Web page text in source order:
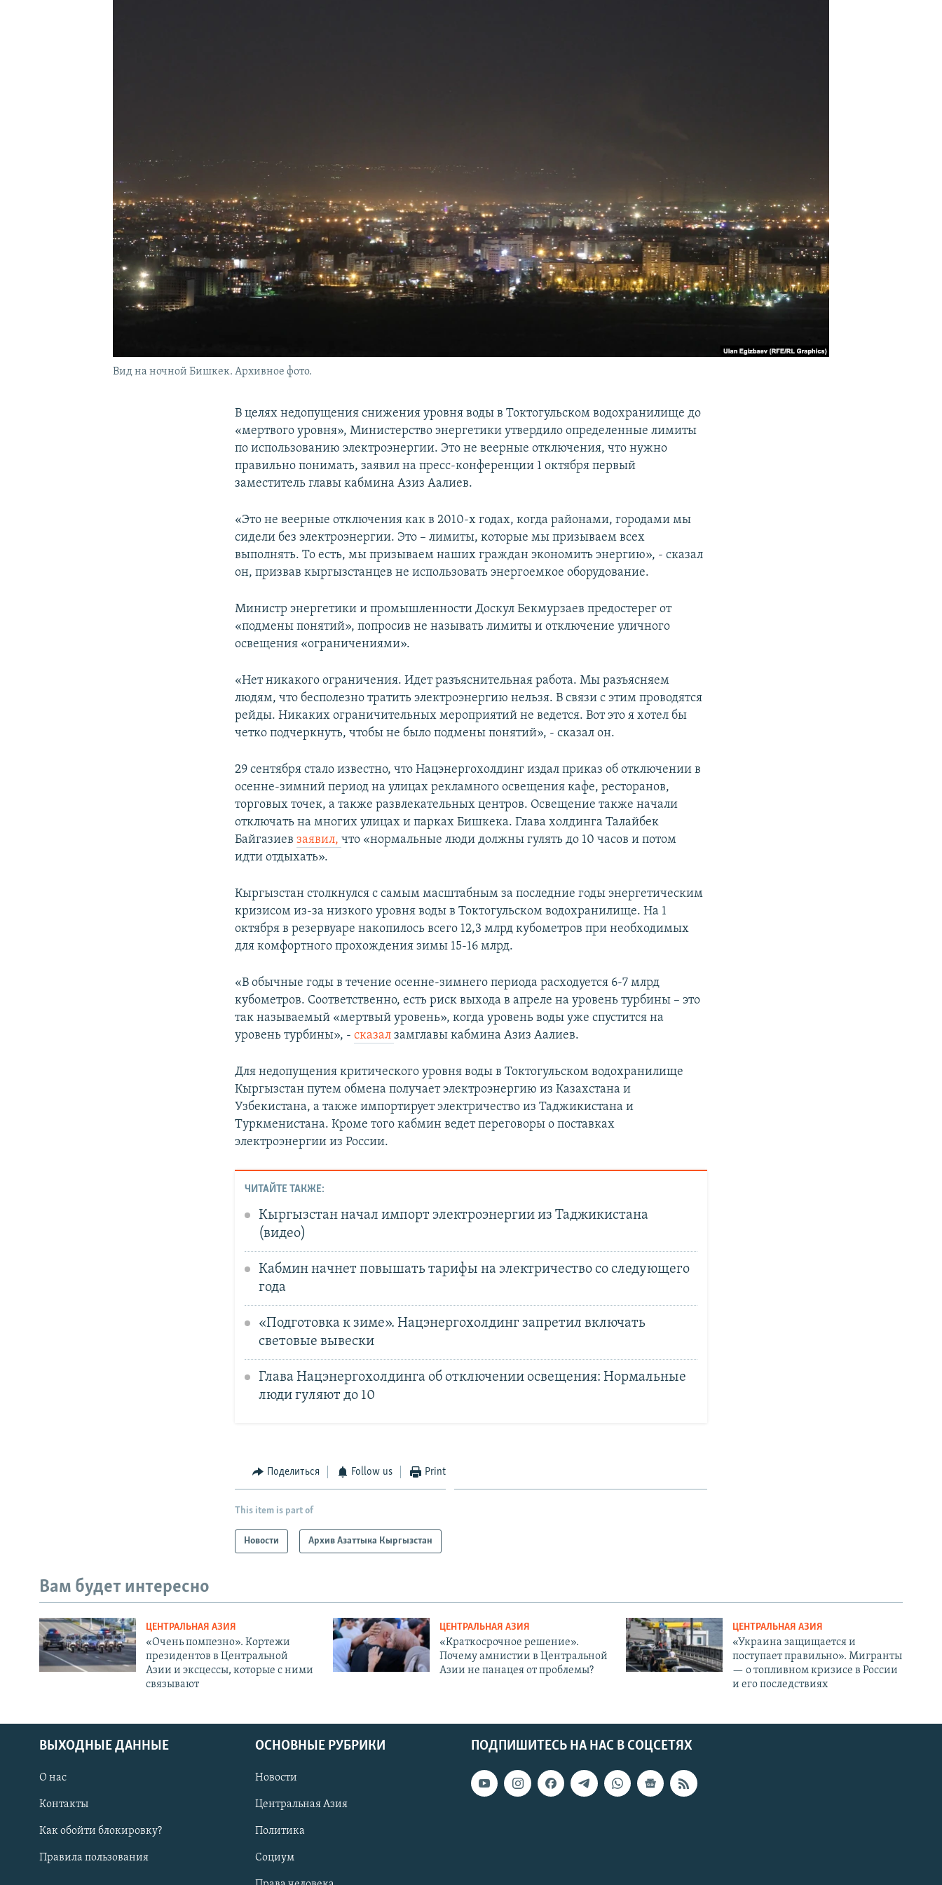
Вид на ночной Бишкек. Архивное фото.
В целях недопущения снижения уровня воды в Токтогульском водохранилище до
«мертвого уровня», Министерство энергетики утвердило определенные лимиты
по использованию электроэнергии. Это не веерные отключения, что нужно
правильно понимать, заявил на пресс-конференции 1 октября первый
заместитель главы кабмина Азиз Аалиев.
«Это не веерные отключения как в 2010-х годах, когда районами, городами мы
сидели без электроэнергии. Это – лимиты, которые мы призываем всех
выполнять. То есть, мы призываем наших граждан экономить энергию», - сказал
он, призвав кыргызстанцев не использовать энергоемкое оборудование.
Министр энергетики и промышленности Доскул Бекмурзаев предостерег от
«подмены понятий», попросив не называть лимиты и отключение уличного
освещения «ограничениями».
«Нет никакого ограничения. Идет разъяснительная работа. Мы разъясняем
людям, что бесполезно тратить электроэнергию нельзя. В связи с этим проводятся
рейды. Никаких ограничительных мероприятий не ведется. Вот это я хотел бы
четко подчеркнуть, чтобы не было подмены понятий», - сказал он.
29 сентября стало известно, что Нацэнергохолдинг издал приказ об отключении в
осенне-зимний период на улицах рекламного освещения кафе, ресторанов,
торговых точек, а также развлекательных центров. Освещение также начали
отключать на многих улицах и парках Бишкека. Глава холдинга Талайбек
Байгазиевзаявил,что «нормальные люди должны гулять до 10 часов и потом
идти отдыхать».
Кыргызстан столкнулся с самым масштабным за последние годы энергетическим
кризисом из-за низкого уровня воды в Токтогульском водохранилище. На 1
октября в резервуаре накопилось всего 12,3 млрд кубометров при необходимых
для комфортного прохождения зимы 15-16 млрд.
«В обычные годы в течение осенне-зимнего периода расходуется 6-7 млрд
кубометров. Соответственно, есть риск выхода в апреле на уровень турбины – это
так называемый «мертвый уровень», когда уровень воды уже спустится на
уровень турбины», -сказалзамглавы кабмина Азиз Аалиев.
Для недопущения критического уровня воды в Токтогульском водохранилище
Кыргызстан путем обмена получает электроэнергию из Казахстана и
Узбекистана, а также импортирует электричество из Таджикистана и
Туркменистана. Кроме того кабмин ведет переговоры о поставках
электроэнергии из России.
ЧИТАЙТЕ ТАКЖЕ:
Кыргызстан начал импорт электроэнергии из Таджикистана
(видео)
Кабмин начнет повышать тарифы на электричество со следующего
года
«Подготовка к зиме». Нацэнергохолдинг запретил включать
световые вывески
Глава Нацэнергохолдинга об отключении освещения: Нормальные
люди гуляют до 10
Поделиться Follow us Print
This item is part of
Новости Архив Азаттыка Кыргызстан
Вам будет интересно
ЦЕНТРАЛЬНАЯ АЗИЯ
«Очень помпезно». Кортежи
президентов в Центральной
Азии и эксцессы, которые с ними
связывают
ЦЕНТРАЛЬНАЯ АЗИЯ
«Краткосрочное решение».
Почему амнистии в Центральной
Азии не панацея от проблемы?
ЦЕНТРАЛЬНАЯ АЗИЯ
«Украина защищается и
поступает правильно». Мигранты
— о топливном кризисе в России
и его последствиях
ПОДПИШИТЕСЬ НА НАС В СОЦСЕТЯХ
ВЫХОДНЫЕ ДАННЫЕ
О нас
Контакты
Как обойти блокировку?
Правила пользования
ОСНОВНЫЕ РУБРИКИ
Новости
Центральная Азия
Политика
Социум